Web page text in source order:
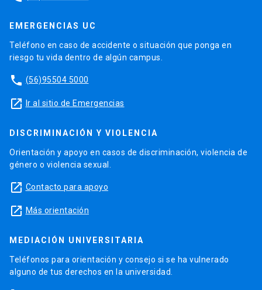
EMERGENCIAS UC
Teléfono en caso de accidente o situación que ponga en
riesgo tu vida dentro de algún campus.
phone (56)95504 5000
launch Ir al sitio de Emergencias
DISCRIMINACIÓN Y VIOLENCIA
Orientación y apoyo en casos de discriminación, violencia de
género o violencia sexual.
launch Contacto para apoyo
launch Más orientación
MEDIACIÓN UNIVERSITARIA
Teléfonos para orientación y consejo si se ha vulnerado
alguno de tus derechos en la universidad.